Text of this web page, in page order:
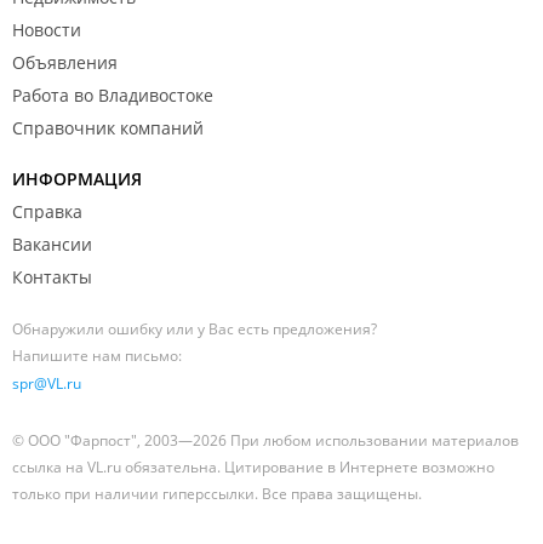
Новости
Объявления
Работа во Владивостоке
Справочник компаний
ИНФОРМАЦИЯ
Справка
Вакансии
Контакты
Обнаружили ошибку или у Вас есть предложения?
Напишите нам письмо:
spr@VL.ru
© ООО "Фарпост", 2003—2026 При любом использовании материалов
ссылка на VL.ru обязательна. Цитирование в Интернете возможно
только при наличии гиперссылки. Все права защищены.